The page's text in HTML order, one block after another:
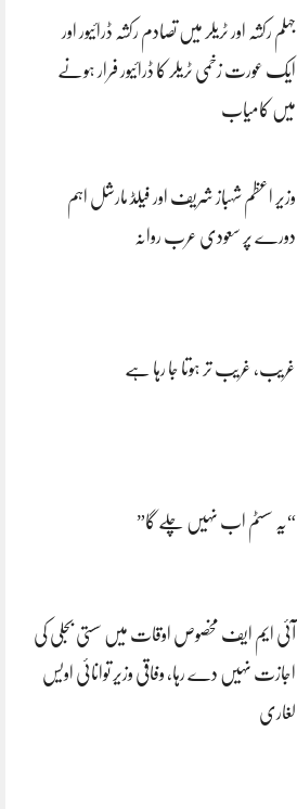
جہلم رکشہ اور ٹریلر میں تصادم رکشہ ڈرائیور اور
ایک عورت زخمی ٹریلر کا ڈرائیور فرار ہونے
میں کامیاب
وزیر اعظم شہباز شریف اور فیلڈ مارشل اہم
دورے پر سعودی عرب روانہ
غریب، غریب تر ہوتا جا رہا ہے
“یہ سسٹم اب نہیں چلے گا”
آئی ایم ایف مخصوص اوقات میں سستی بجلی کی
اجازت نہیں دے رہا، وفاقی وزیر توانائی اویس
لغاری